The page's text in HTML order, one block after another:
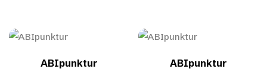
ABIpunktur ABIpunktur